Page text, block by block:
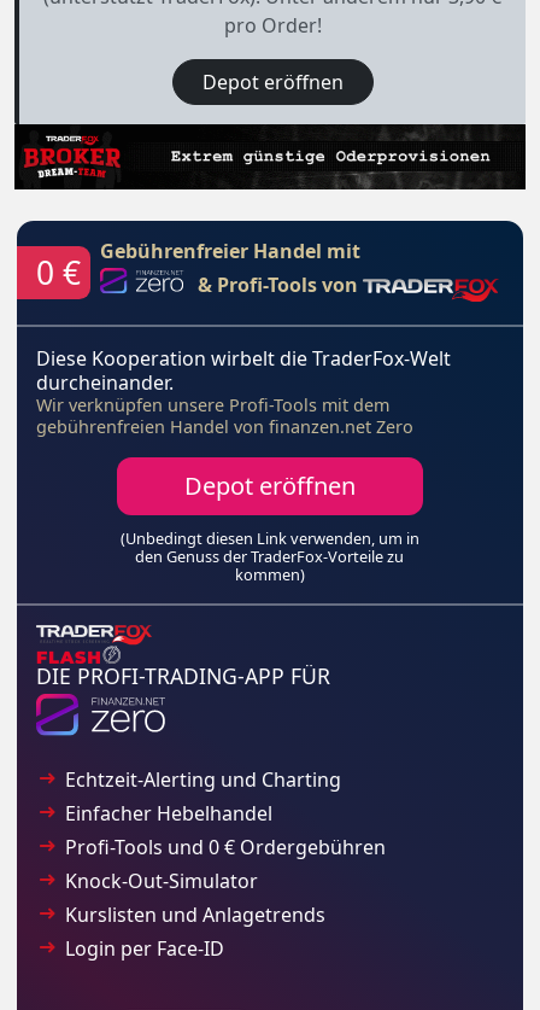
pro Order!
Depot eröffnen
0 €
Gebührenfreier Handel mit
& Profi-Tools von
Diese Kooperation wirbelt die TraderFox-Welt
durcheinander.
Wir verknüpfen unsere Profi-Tools mit dem
gebührenfreien Handel von finanzen.net Zero
Depot eröffnen
(Unbedingt diesen Link verwenden, um in
den Genuss der TraderFox-Vorteile zu
kommen)
DIE PROFI-TRADING-APP FÜR
Echtzeit-Alerting und Charting
Einfacher Hebelhandel
Profi-Tools und 0 € Ordergebühren
Knock-Out-Simulator
Kurslisten und Anlagetrends
Login per Face-ID